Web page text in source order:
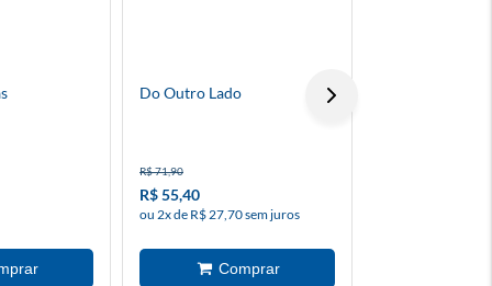
Do Outro Lado
R$ 71,90
R$ 55,40
ou 2x de R$ 27,70 sem juros